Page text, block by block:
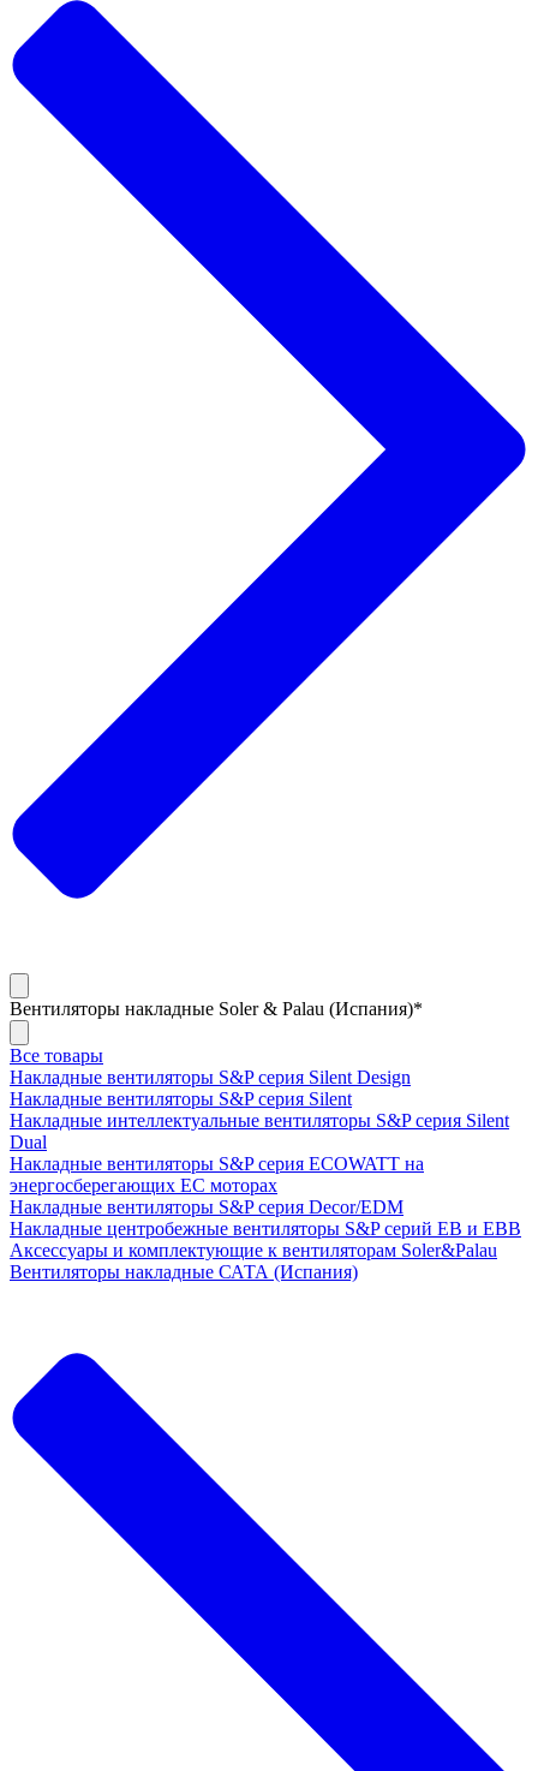
Вентиляторы накладные Soler & Palau (Испания)*
Все товары
Накладные вентиляторы S&P серия Silent Design
Накладные вентиляторы S&P серия Silent
Накладные интеллектуальные вентиляторы S&P серия Silent
Dual
Накладные вентиляторы S&P серия ECOWATT на
энергосберегающих ЕС моторах
Накладные вентиляторы S&P серия Decor/EDM
Накладные центробежные вентиляторы S&P серий EB и EBB
Аксессуары и комплектующие к вентиляторам Soler&Palau
Вентиляторы накладные САТА (Испания)